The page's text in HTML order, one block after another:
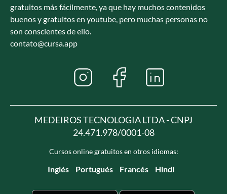
gratuitos más fácilmente, ya que hay muchos contenidos
buenos y gratuitos en youtube, pero muchas personas no
son conscientes de ello.
contato@cursa.app
MEDEIROS TECNOLOGIA LTDA - CNPJ
24.471.978/0001-08
Cursos online gratuitos en otros idiomas:
Inglés Portugués Francés Hindi